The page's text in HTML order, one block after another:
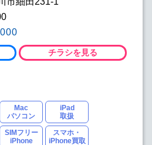
チラシを見る
Mac
パソコン
iPad
取扱
SIMフリー
iPhone
スマホ・
iPhone買取